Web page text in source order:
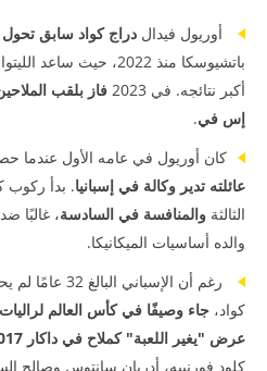
أوريول فيدال دراج كواد سابق تحول
باتشيوسكا منذ 2022،
أكبر نتائجه. في 2023
إس في.
كان أوريول في عامه الأول عندما
عائلته تدير وكالة في إسبانيا
الثالثة والمنافسة في السادسة، غالبًا
والده أساسيات الميكانيكا.
رغم أن
كواد، جاء وصيفًا في كأس العالم لراليات
عرض "يغير اللعبة" كملاح في داكار 2017
كلود فورنييه، أدريان سانتوس